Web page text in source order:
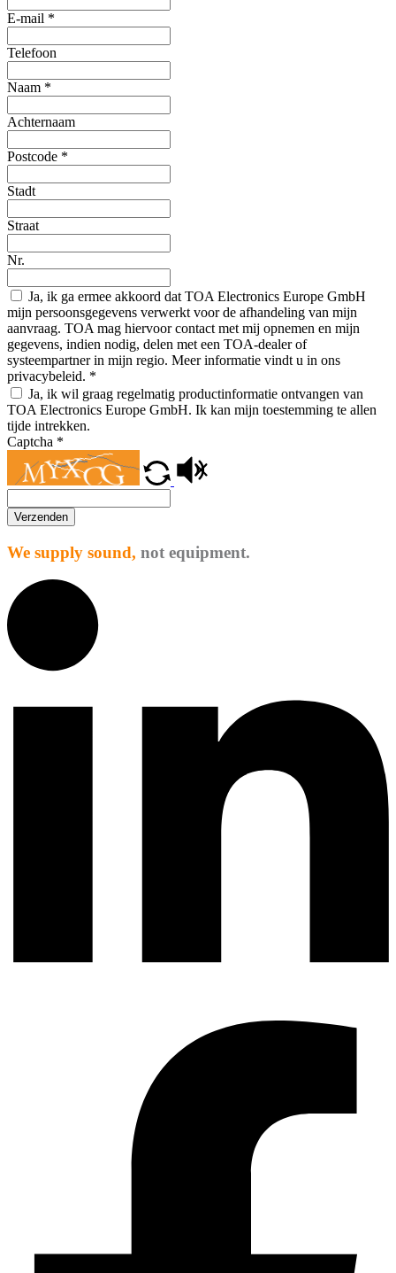
E-mail *
Telefoon
Naam *
Achternaam
Postcode *
Stadt
Straat
Nr.
Ja, ik ga ermee akkoord dat TOA Electronics Europe GmbH
mijn persoonsgegevens verwerkt voor de afhandeling van mijn
aanvraag. TOA mag hiervoor contact met mij opnemen en mijn
gegevens, indien nodig, delen met een TOA-dealer of
systeempartner in mijn regio. Meer informatie vindt u in ons
privacybeleid. *
Ja, ik wil graag regelmatig productinformatie ontvangen van
TOA Electronics Europe GmbH. Ik kan mijn toestemming te allen
tijde intrekken.
Captcha *
Verzenden
We supply sound, not equipment.